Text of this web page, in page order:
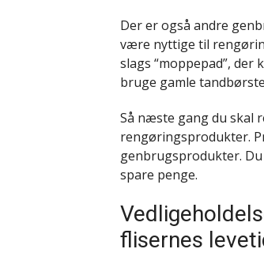
Der er også andre
være nyttige til
slags “moppepad”,
bruge gamle
Så næste gang du skal
rengøringsprodukter.
genbrugsprodukter.
spare penge.
flisernes